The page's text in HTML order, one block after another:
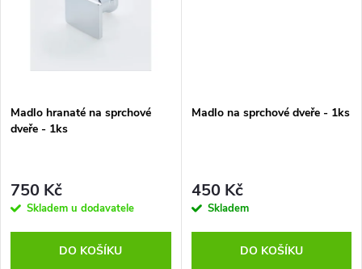
Madlo hranaté na sprchové
dveře - 1ks
750 Kč
Skladem u dodavatele
DO KOŠÍKU
Madlo na sprchové dveře - 1ks
450 Kč
Skladem
DO KOŠÍKU